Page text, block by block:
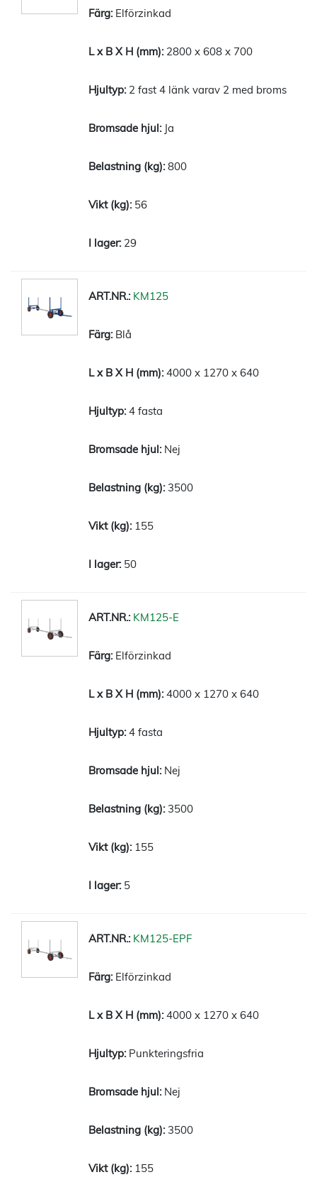
Elförzinkad
2800 x 608 x 700
2 fast 4 länk varav 2 med broms
Ja
800
56
29
KM125
Blå
4000 x 1270 x 640
4 fasta
Nej
3500
155
50
KM125-E
Elförzinkad
4000 x 1270 x 640
4 fasta
Nej
3500
155
5
KM125-EPF
Elförzinkad
4000 x 1270 x 640
Punkteringsfria
Nej
3500
155